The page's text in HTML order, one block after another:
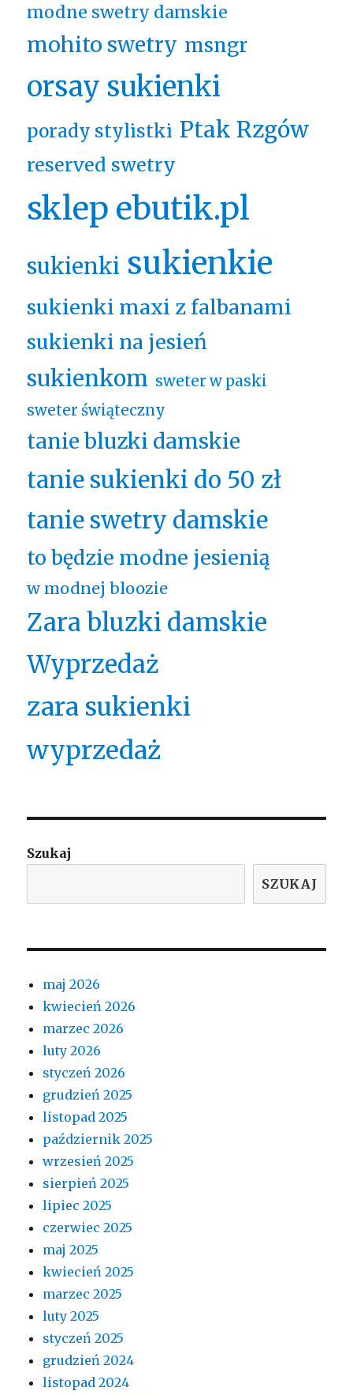
modne swetry damskie
mohito swetry msngr
orsay sukienki
porady stylistki Ptak Rzgów
reserved swetry
sklep ebutik.pl
sukienki sukienkie
sukienki maxi z falbanami
sukienki na jesień
sukienkom sweter w paski
sweter świąteczny
tanie bluzki damskie
tanie sukienki do 50 zł
tanie swetry damskie
to będzie modne jesienią
w modnej bloozie
Zara bluzki damskie
Wyprzedaż
zara sukienki
wyprzedaż
Szukaj
SZUKAJ
maj 2026
kwiecień 2026
marzec 2026
luty 2026
styczeń 2026
grudzień 2025
listopad 2025
październik 2025
wrzesień 2025
sierpień 2025
lipiec 2025
czerwiec 2025
maj 2025
kwiecień 2025
marzec 2025
luty 2025
styczeń 2025
grudzień 2024
listopad 2024